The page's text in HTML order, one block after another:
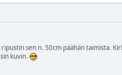
sen n. 50cm päähän taimista.
kuvin.